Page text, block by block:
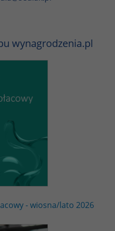
wynagrodzenia.pl
- wiosna/lato 2026